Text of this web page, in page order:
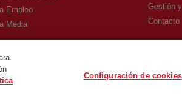
Empleo
Media
Gestión
Contacto
Configuración de cookies